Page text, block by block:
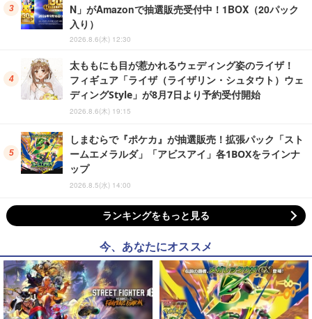
N」がAmazonで抽選販売受付中！1BOX（20パック
入り）
2026.8.6(木) 12:30
太ももにも目が惹かれるウェディング姿のライザ！
フィギュア「ライザ（ライザリン・シュタウト）ウェ
ディングStyle」が8月7日より予約受付開始
2026.8.6(木) 19:15
しまむらで『ポケカ』が抽選販売！拡張パック「スト
ームエメラルダ」「アビスアイ」各1BOXをラインナ
ップ
2026.8.5(水) 14:00
ランキングをもっと見る
今、あなたにオススメ